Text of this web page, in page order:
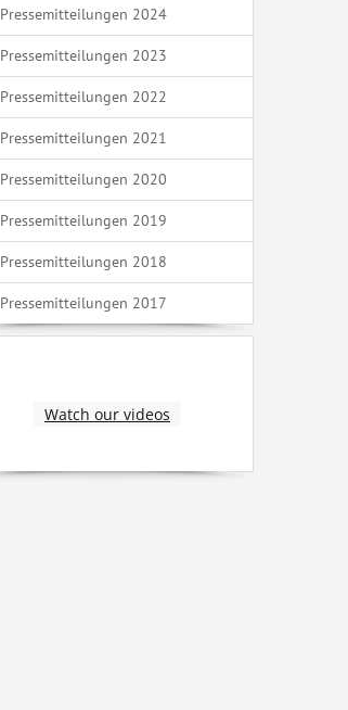
Pressemitteilungen 2024
Pressemitteilungen 2023
Pressemitteilungen 2022
Pressemitteilungen 2021
Pressemitteilungen 2020
Pressemitteilungen 2019
Pressemitteilungen 2018
Pressemitteilungen 2017
Watch our videos